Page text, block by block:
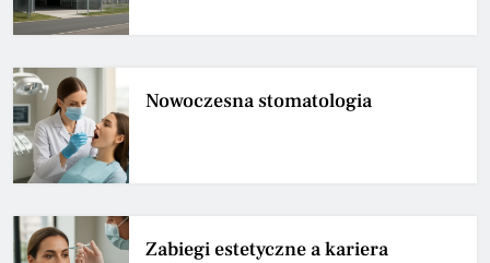
Nowoczesna stomatologia
Zabiegi estetyczne a kariera